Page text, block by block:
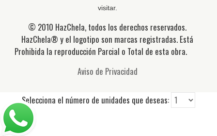
visitar.
© 2010 HazChela, todos los derechos reservados.
HazChela® y el logotipo son marcas registradas. Está
Prohibida la reproducción Parcial o Total de esta obra.
Aviso de Privacidad
Selecciona el número de unidades que deseas: